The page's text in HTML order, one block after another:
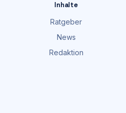
Inhalte
Ratgeber
News
Redaktion